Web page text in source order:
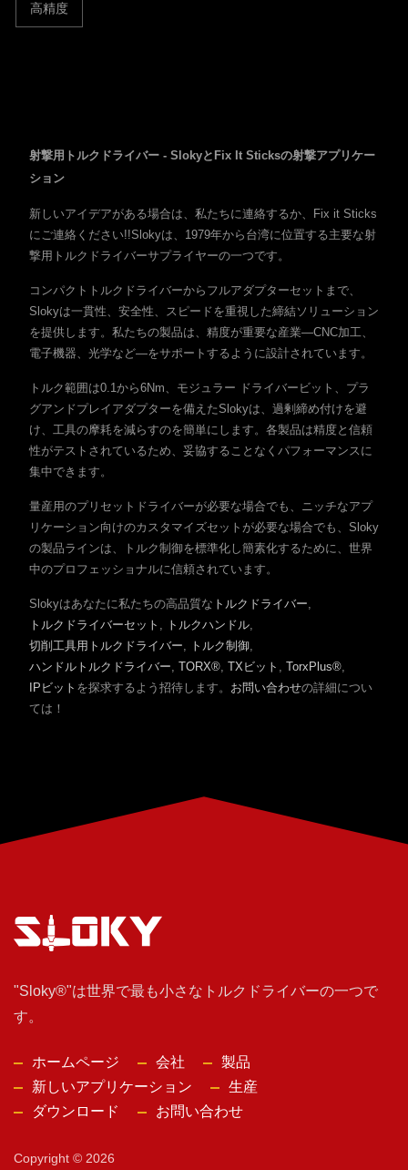
高精度
射撃用トルクドライバー - SlokyとFix It Sticksの射撃アプリケー
ション
新しいアイデアがある場合は、私たちに連絡するか、Fix it Sticks
にご連絡ください!!Slokyは、1979年から台湾に位置する主要な射
撃用トルクドライバーサプライヤーの一つです。
コンパクトトルクドライバーからフルアダプターセットまで、
Slokyは一貫性、安全性、スピードを重視した締結ソリューション
を提供します。私たちの製品は、精度が重要な産業—CNC加工、
電子機器、光学など—をサポートするように設計されています。
トルク範囲は0.1から6Nm、モジュラー ドライバービット、プラ
グアンドプレイアダプターを備えたSlokyは、過剰締め付けを避
け、工具の摩耗を減らすのを簡単にします。各製品は精度と信頼
性がテストされているため、妥協することなくパフォーマンスに
集中できます。
量産用のプリセットドライバーが必要な場合でも、ニッチなアプ
リケーション向けのカスタマイズセットが必要な場合でも、Sloky
の製品ラインは、トルク制御を標準化し簡素化するために、世界
中のプロフェッショナルに信頼されています。
Slokyはあなたに私たちの高品質な トルクドライバー,
トルクドライバーセット , トルクハンドル,
切削工具用トルクドライバー, トルク制御,
ハンドルトルクドライバー, TORX®, TXビット , TorxPlus®,
IPビット を探求するよう招待します。 お問い合わせの詳細につい
ては！
"Sloky®"は世界で最も小さなトルクドライバーの一つで
す。
ホームページ 会社
製品
新しいアプリケーション
生産
ダウンロード
お問い合わせ
Copyright © 2026